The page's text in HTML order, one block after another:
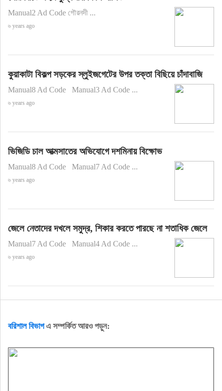
Manual2 Ad Code গৌরনদী ...
৬ years ago
কুয়াকাটা বিকল্প সড়কের স্লুইজগেটের উপর তক্তা বিছিয়ে চাঁদাবাজি
Manual8 Ad Code Manual3 Ad Code ...
৬ years ago
ভিজিডি চাল আত্মসাতের অভিযোগে দশমিনায় বিক্ষোভ
Manual8 Ad Code Manual7 Ad Code ...
৬ years ago
জেলে নেতাদের দখলে সমুদ্র, শিকার করতে পারছে না শতাধিক জেলে
Manual7 Ad Code Manual4 Ad Code ...
৬ years ago
বরিশাল বিভাগএ সম্পর্কিত আরও পড়ুন: